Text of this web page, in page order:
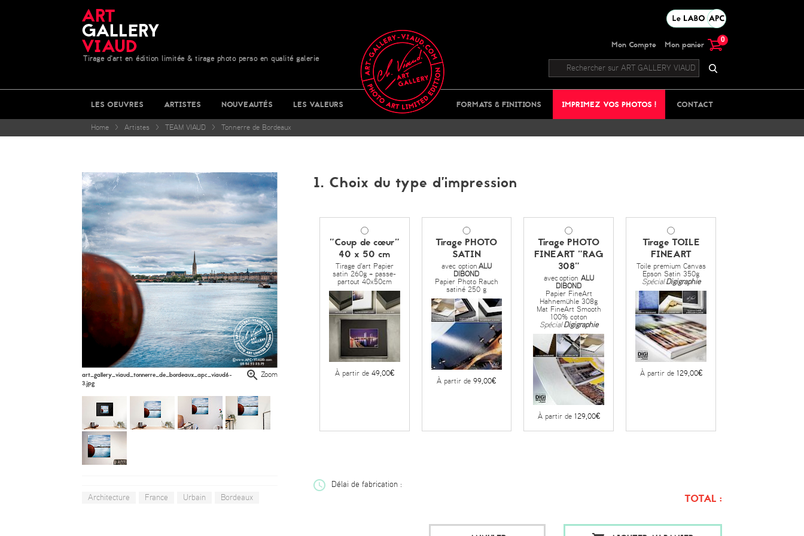
Tirage d'art en édition limitée & tirage photo perso en qualité galerie
Mon Compte Mon panier 0
LES OEUVRES ARTISTES NOUVEAUTÉS LES VALEURS FORMATS & FINITIONS IMPRIMEZ VOS PHOTOS ! CONTACT
Home > Artistes > TEAM VIAUD > Tonnerre de Bordeaux
art_gallery_viaud_tonnerre_de_bordeaux_apc_viaud6-
3.jpg
Zoom
Architecture France Urbain Bordeaux
1. Choix du type d’impression
"Coup de cœur"
40 x 50 cm
Tirage d'art Papier
satin 260g + passe-
partout 40x50cm
À partir de 49,00€
Tirage PHOTO
SATIN
avec option ALU
DIBOND
Papier Photo Rauch
satiné 250 g
À partir de99,00€
Tirage PHOTO
FINEART "RAG
308"
avecoption ALU
DIBOND
Papier FineArt
Hahnemühle 308g
Mat FineArt Smooth
100% coton
SpécialDigigraphie
À partir de 129,00€
Tirage TOILE
FINEART
Toile premium Canvas
Epson Satin 350g
SpécialDigigraphie
À partir de 129,00€
Délai de fabrication :
TOTAL :